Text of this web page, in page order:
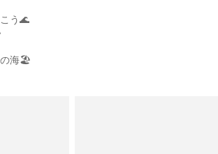
う🌊
の海🏖️